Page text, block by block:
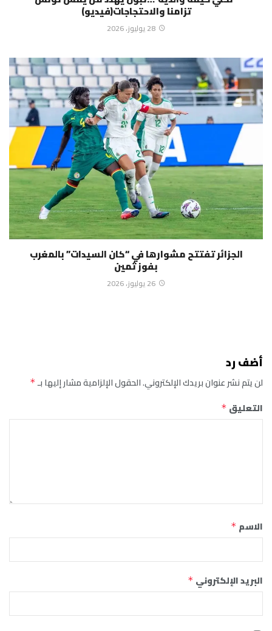
تزامنا والاحتجاجات(فيديو)
28 يوليوز، 2026
الجزائر تفتتح مشوارها في “كان السيدات” بالمغرب
بفوز ثمين
26 يوليوز، 2026
أضف رد
لن يتم نشر عنوان بريدك الإلكتروني.الحقول الإلزامية مشار إليها بـ*
التعليق *
الاسم *
البريد الإلكتروني *